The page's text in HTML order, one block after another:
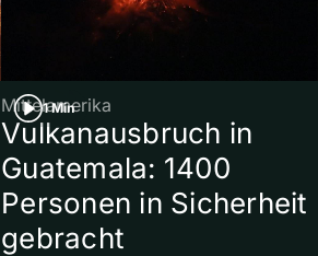
1 Min
Mittelamerika
Vulkanausbruch in
Guatemala: 1400
Personen in Sicherheit
gebracht